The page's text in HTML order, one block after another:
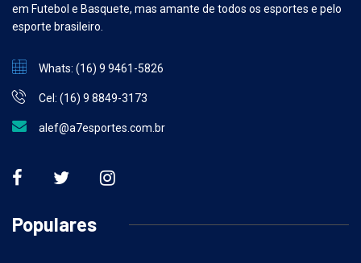
em Futebol e Basquete, mas amante de todos os esportes e pelo
esporte brasileiro.
Whats: (16) 9 9461-5826
Cel: (16) 9 8849-3173
alef@a7esportes.com.br
Populares